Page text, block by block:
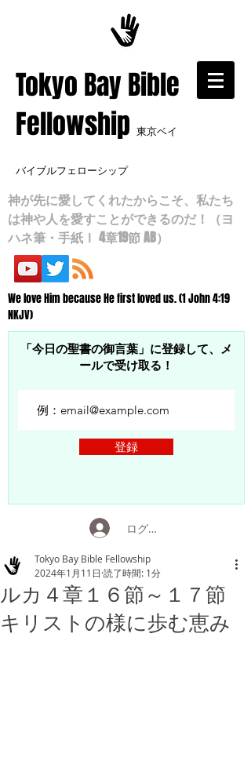
​Tokyo Bay Bible
Fellowship 東京ベイ
バイブルフェローシップ
神が先に愛してくれたからこそ、私たち
は神や人を愛すことができるのだ！（ヨ
ハネ筆・手紙Ⅰ 4章19節 AB）
We love Him because He first loved us. (1 John 4:19
NKJV)
「今日の聖書の御言葉」に登録して、メ
ールで受け取る！
登録
ログイン
ルカ４章１６節～１７節
キリストの様に歩む恵み
Tokyo Bay Bible Fellowship
2024年1月11日 読了時間: 1分